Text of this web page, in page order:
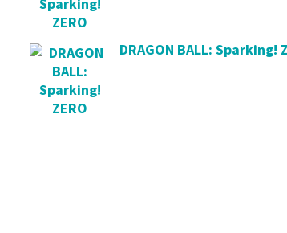
DRAGON BALL: Sparking!